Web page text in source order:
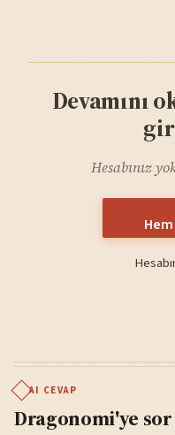
Devamını
Hesabınız
AI CEVAP
Dragonomi'ye sor